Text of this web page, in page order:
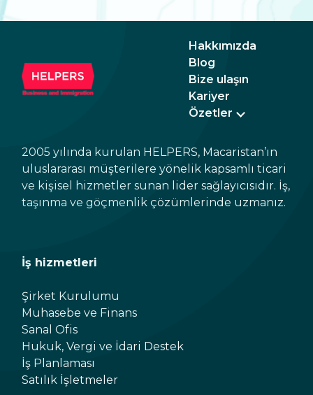
Hakkımızda
Blog
Bize ulaşın
Kariyer
Özetler
2005 yılında kurulan HELPERS, Macaristan’ın
uluslararası müşterilere yönelik kapsamlı ticari
ve kişisel hizmetler sunan lider sağlayıcısıdır. İş,
taşınma ve göçmenlik çözümlerinde uzmanız.
İş hizmetleri
Şirket Kurulumu
Muhasebe ve Finans
Sanal Ofis
Hukuk, Vergi ve İdari Destek
İş Planlaması
Satılık İşletmeler